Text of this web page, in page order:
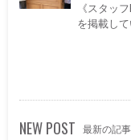
《スタッ
を掲載して
NEW POST 最新の記事